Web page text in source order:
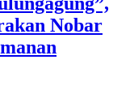
Nobar